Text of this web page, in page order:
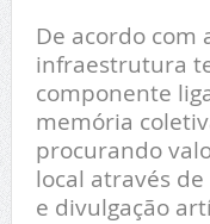
De acordo com
infraestrutura
componente
memória
procurando
local através
e divulgação